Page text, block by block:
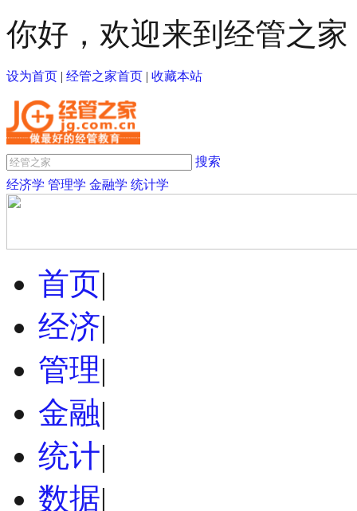
你好，欢迎来到经管之家
设为首页 | 经管之家首页 | 收藏本站
搜索
经济学 管理学 金融学 统计学
首页|
经济|
管理|
金融|
统计|
数据|